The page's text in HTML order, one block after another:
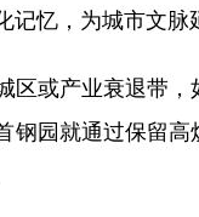
忆，为城市文脉
产业衰退带，
钢园就通过保留